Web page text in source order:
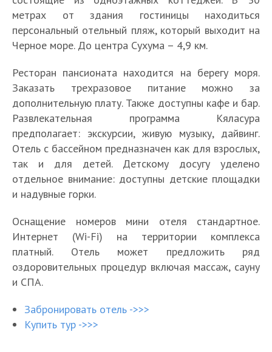
метрах от здания гостиницы находиться
персональный отельный пляж, который выходит на
Черное море. До центра Сухума – 4,9 км.
Ресторан пансионата находится на берегу моря.
Заказать трехразовое питание можно за
дополнительную плату. Также доступны кафе и бар.
Развлекательная программа Кяласура
предполагает: экскурсии, живую музыку, дайвинг.
Отель с бассейном предназначен как для взрослых,
так и для детей. Детскому досугу уделено
отдельное внимание: доступны детские площадки
и надувные горки.
Оснащение номеров мини отеля стандартное.
Интернет (Wi-Fi) на территории комплекса
платный. Отель может предложить ряд
оздоровительных процедур включая массаж, сауну
и СПА.
Забронировать отель ->>>
Купить тур ->>>